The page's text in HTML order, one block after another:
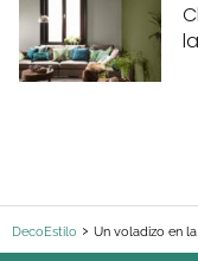
DecoEstilo Un voladizo en